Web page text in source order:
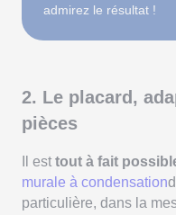
admirez le résultat !
2. Le placard,
pièces
Il est tout à fait
murale à condensation
particulière, dans la